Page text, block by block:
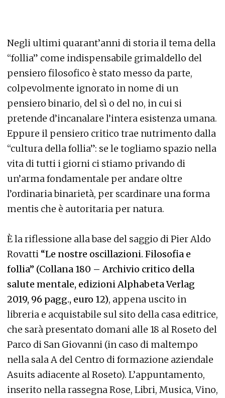
Negli ultimi quarant’anni di storia il tema della
“follia” come indispensabile grimaldello del
pensiero filosofico è stato messo da parte,
colpevolmente ignorato in nome di un
pensiero binario, del sì o del no, in cui si
pretende d’incanalare l’intera esistenza umana.
Eppure il pensiero critico trae nutrimento dalla
“cultura della follia”: se le togliamo spazio nella
vita di tutti i giorni ci stiamo privando di
un’arma fondamentale per andare oltre
l’ordinaria binarietà, per scardinare una forma
mentis che è autoritaria per natura.
È la riflessione alla base del saggio di Pier Aldo
Rovatti “Le nostre oscillazioni. Filosofia e
follia” (Collana 180 – Archivio critico della
salute mentale, edizioni Alphabeta Verlag
2019, 96 pagg., euro 12), appena uscito in
libreria e acquistabile sul sito della casa editrice,
che sarà presentato domani alle 18 al Roseto del
Parco di San Giovanni (in caso di maltempo
nella sala A del Centro di formazione aziendale
Asuits adiacente al Roseto). L’appuntamento,
inserito nella rassegna Rose, Libri, Musica, Vino,